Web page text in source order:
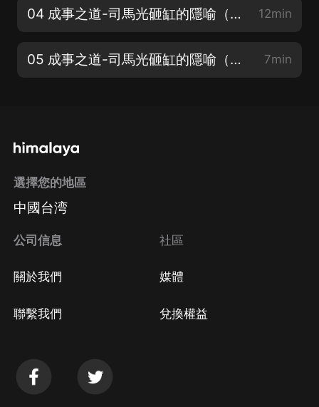
04 成事之道-司馬光砸缸的隱喻（上） 12min
05 成事之道-司馬光砸缸的隱喻（下） 7min
選擇您的地區
中國台湾
公司信息
關於我們
聯繫我們
社區
媒體
兌換權益